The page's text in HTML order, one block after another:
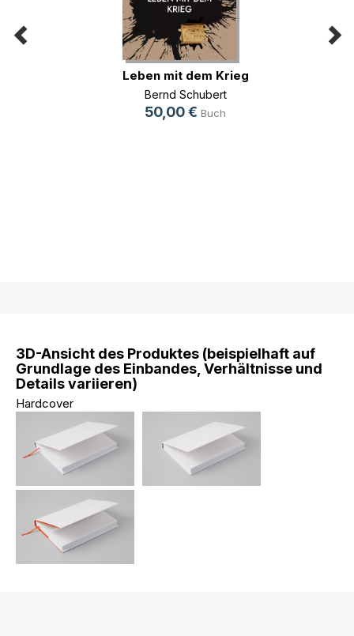
Leben mit dem Krieg
Bernd Schubert
50,00 € Buch
3D-Ansicht des Produktes (beispielhaft auf
Grundlage des Einbandes, Verhältnisse und
Details variieren)
Hardcover